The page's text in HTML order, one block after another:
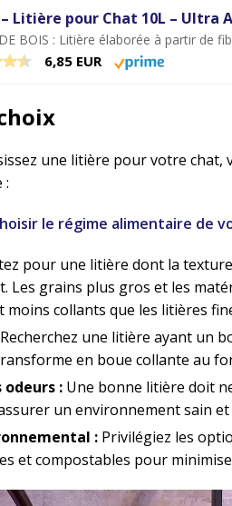
Litière pour Chat 10L – Ultra
BOIS : Litière élaborée à partir de
6,85 EUR
une litière pour votre chat,
:
le régime alimentaire de
pour une litière dont la
Les grains plus gros et les
collants que les litières
Recherchez une litière ayant un
en boue collante au
odeurs : Une bonne litière doit
un environnement sain
: Privilégiez les
et compostables pour